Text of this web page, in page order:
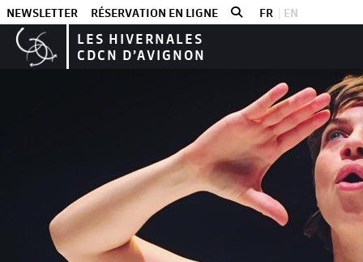
NEWSLETTER RÉSERVATION EN LIGNE FR EN
LES HIVERNALES
CDCN D’AVIGNON
Les spectacles